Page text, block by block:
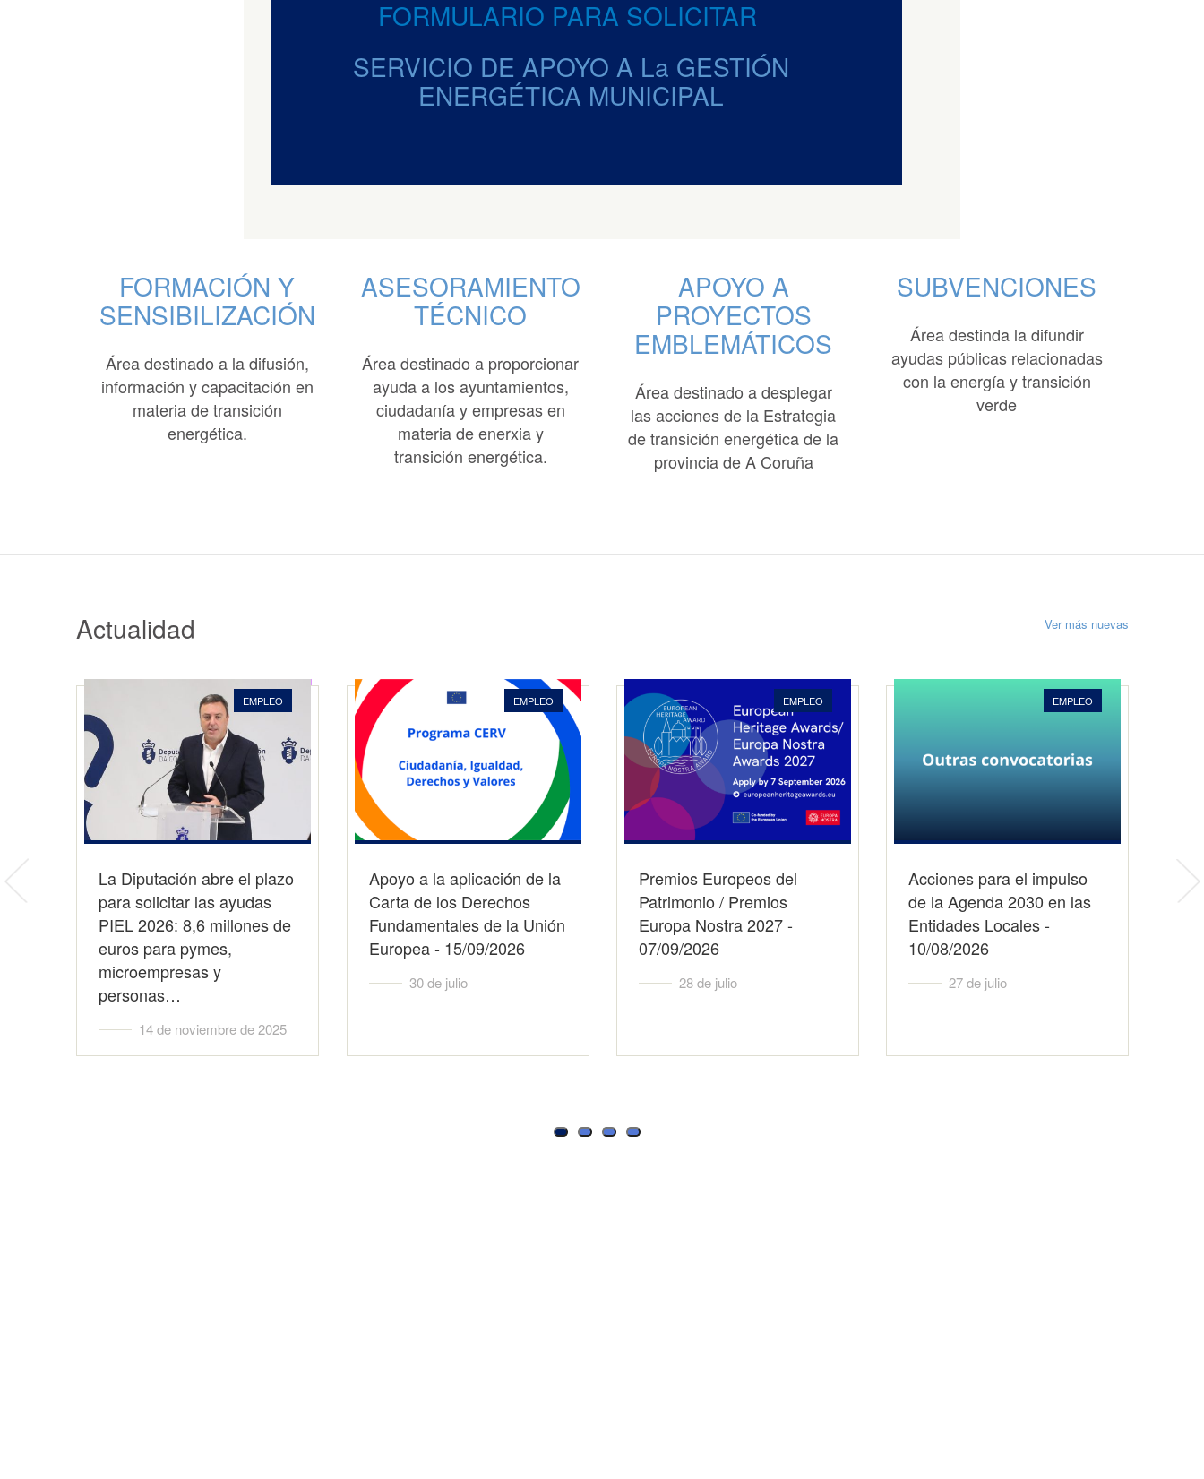
FORMULARIO PARA SOLICITAR
SERVICIO DE APOYO A La GESTIÓN
ENERGÉTICA MUNICIPAL
FORMACIÓN Y
SENSIBILIZACIÓN
Área destinado a la difusión,
información y capacitación en
materia de transición
energética.
ASESORAMIENTO
TÉCNICO
Área destinado a proporcionar
ayuda a los ayuntamientos,
ciudadanía y empresas en
materia de enerxia y
transición energética.
APOYO A
PROYECTOS
EMBLEMÁTICOS
Área destinado a desplegar
las acciones de la Estrategia
de transición energética de la
provincia de A Coruña
SUBVENCIONES
Área destinda la difundir
ayudas públicas relacionadas
con la energía y transición
verde
Actualidad Ver más nuevas
EMPLEO
La Diputación abre el plazo
para solicitar las ayudas
PIEL 2026: 8,6 millones de
euros para pymes,
microempresas y
personas…
14 de noviembre de 2025
EMPLEO
Actuaciones para reducir
las infiltraciones en las
redes de saneamiento
municipales en
ayuntamientos y entidades
locales menores -…
12 de mayo
EMPLEO
Apoyo a la aplicación de la
Carta de los Derechos
Fundamentales de la Unión
Europea - 15/09/2026
30 de julio
EMPLEO
Premios Europeos del
Patrimonio / Premios
Europa Nostra 2027 -
07/09/2026
28 de julio
EMPLEO
Acciones para el impulso
de la Agenda 2030 en las
Entidades Locales -
10/08/2026
27 de julio